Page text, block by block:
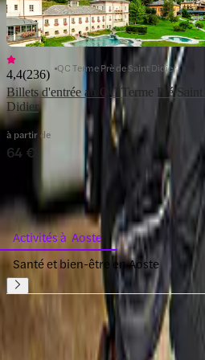
Billets d'entrée au QC Terme Pré Saint
Didier
4,4(236) QC Terme Prè de Saint Didier
à partir de
64 €
Parcourir par catégorie
Activités à Aoste
Santé et bien-être en Aoste
Monuments à Aoste